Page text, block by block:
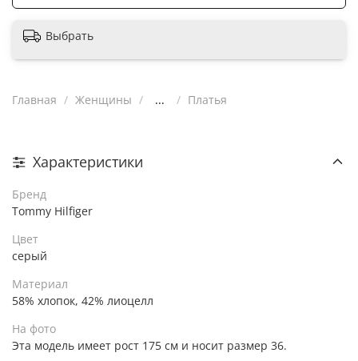
Выбрать
Главная Женщины ... Платья
Характеристики
Бренд
Tommy Hilfiger
Цвет
серый
Материал
58% хлопок, 42% лиоцелл
На фото
Эта модель имеет рост 175 см и носит размер 36.